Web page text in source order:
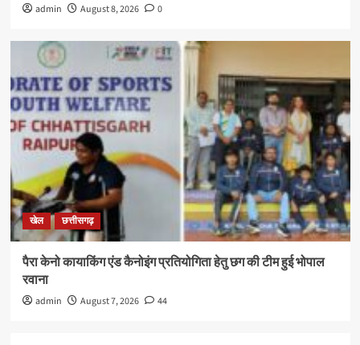
admin August 8, 2026 0
खेल छत्तीसगढ़
पैरा केनो कायाकिंग एंड कैनोइंग प्रतियोगिता हेतु छग की टीम हुई भोपाल
रवाना
admin August 7, 2026 44